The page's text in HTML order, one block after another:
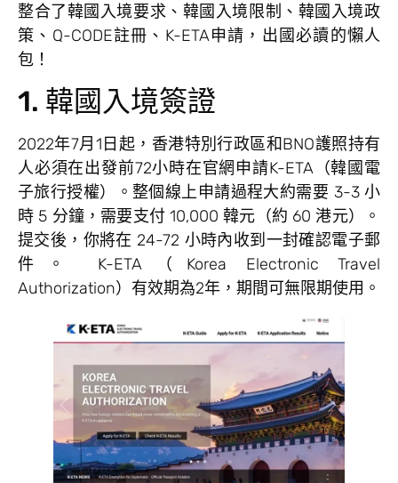
整合了韓國入境要求、韓國入境限制、韓國入境政
策、Q-CODE註冊、K-ETA申請，出國必讀的懶人
包！
1. 韓國入境簽證
2022年7月1日起，香港特別行政區和BNO護照持有
人必須在出發前72小時在官網申請K-ETA（韓國電
子旅行授權）。整個線上申請過程大約需要 3-3 小
時 5 分鐘，需要支付 10,000 韓元（約 60 港元）。
提交後，你將在 24-72 小時內收到一封確認電子郵
件。 K-ETA（Korea Electronic Travel
Authorization）有效期為2年，期間可無限期使用。